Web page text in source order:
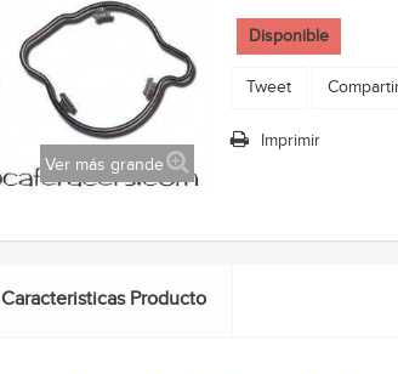
Ver más grande
Disponible
Tweet
Imprimir
Caracteristicas Producto